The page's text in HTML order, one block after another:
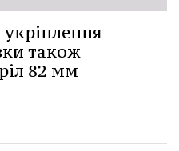
також
82 мм